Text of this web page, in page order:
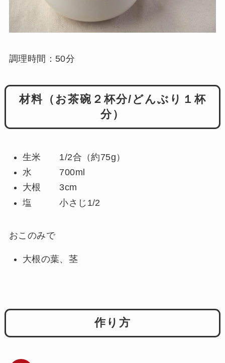
調理時間：50分
材料（お茶碗２杯分/どんぶり１杯
分）
生米 1/2合（約75g）
水 700ml
大根 3cm
塩 小さじ1/2
おこのみで
大根の葉、茎
作り方